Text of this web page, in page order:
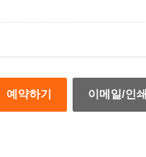
예약하기 이메일/인쇄